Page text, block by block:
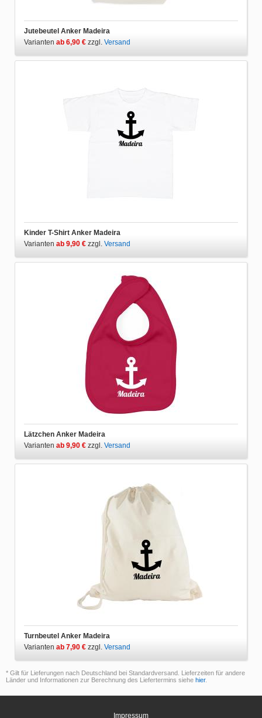
Jutebeutel Anker Madeira
Varianten ab 6,90 € zzgl. Versand
Kinder T-Shirt Anker Madeira
Varianten ab 9,90 € zzgl. Versand
Lätzchen Anker Madeira
Varianten ab 9,90 € zzgl. Versand
Turnbeutel Anker Madeira
Varianten ab 7,90 € zzgl. Versand
* Gilt für Lieferungen nach Deutschland bei Standardversand. Lieferzeiten für andere
Länder und Informationen zur Berechnung des Liefertermins siehe hier.
Impressum